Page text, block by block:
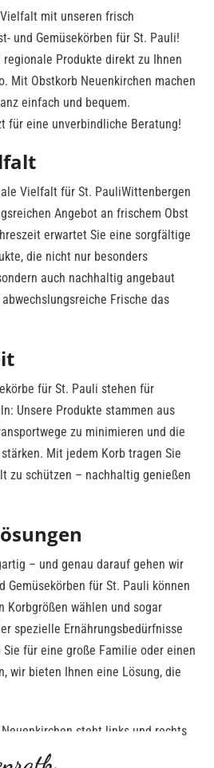
mit unseren frisch
und Gemüsekörben für St. Pauli!
Produkte direkt zu Ihnen
Mit Obstkorb Neuenkirchen machen
einfach und bequem.
für eine unverbindliche Beratung!
Vielfalt für St. PauliWittenbergen
Angebot an frischem Obst
erwartet Sie eine sorgfältige
die nicht nur besonders
auch nachhaltig angebaut
Frische das
für St. Pauli stehen für
Unsere Produkte stammen aus
zu minimieren und die
Mit jedem Korb tragen Sie
zu schützen – nachhaltig genießen
– und genau darauf gehen wir
Gemüsekörben für St. Pauli können
Korbgrößen wählen und sogar
spezielle Ernährungsbedürfnisse
für eine große Familie oder einen
wir bieten Ihnen eine Lösung, die